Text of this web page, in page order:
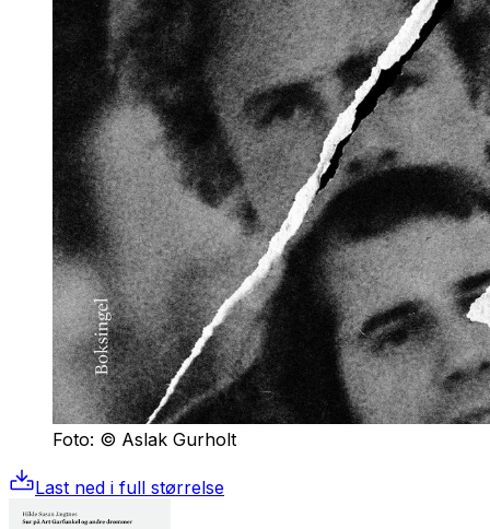
Foto: © Aslak Gurholt
Last ned i full størrelse